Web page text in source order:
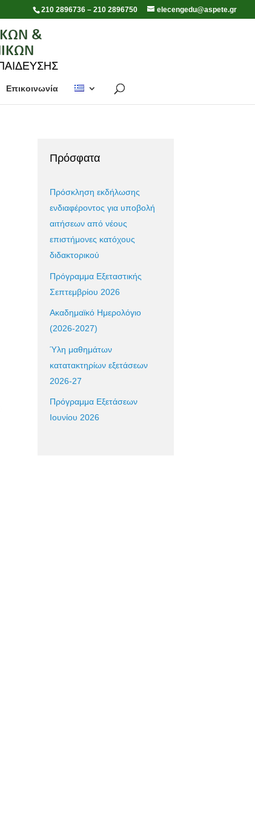
210 2896736 – 210 2896750 elecengedu@aspete.gr
Επικοινωνία
Πρόσφατα
Πρόσκληση εκδήλωσης
ενδιαφέροντος για υποβολή
αιτήσεων από νέους
επιστήμονες κατόχους
διδακτορικού
Πρόγραμμα Εξεταστικής
Σεπτεμβρίου 2026
Ακαδημαϊκό Ημερολόγιο
(2026-2027)
Ύλη μαθημάτων
κατατακτηρίων εξετάσεων
2026-27
Πρόγραμμα Εξετάσεων
Ιουνίου 2026